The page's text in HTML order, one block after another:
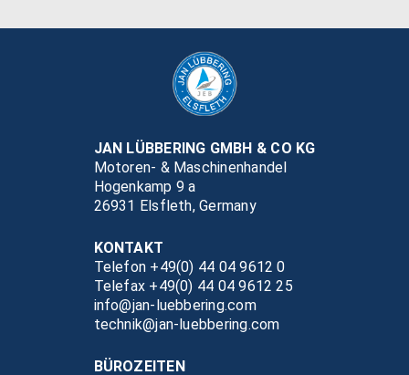
JAN LÜBBERING GMBH & CO KG
Motoren- & Maschinenhandel
Hogenkamp 9 a
26931 Elsfleth, Germany
KONTAKT
Telefon +49(0) 44 04 9612 0
Telefax +49(0) 44 04 9612 25
info@jan-luebbering.com
technik@jan-luebbering.com
BÜROZEITEN